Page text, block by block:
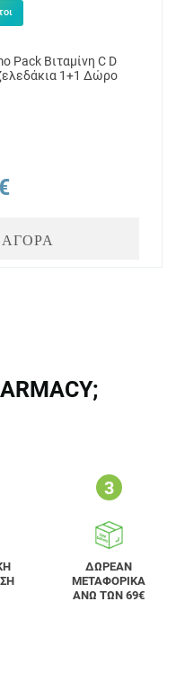
Pack Βιταμίνη C D
1+1 Δώρο
ΑΓΟΡΑ
ΔΩΡΕΑΝ
ΜΕΤΑΦΟΡΙΚΑ
ΑΝΩ ΤΩΝ 69€